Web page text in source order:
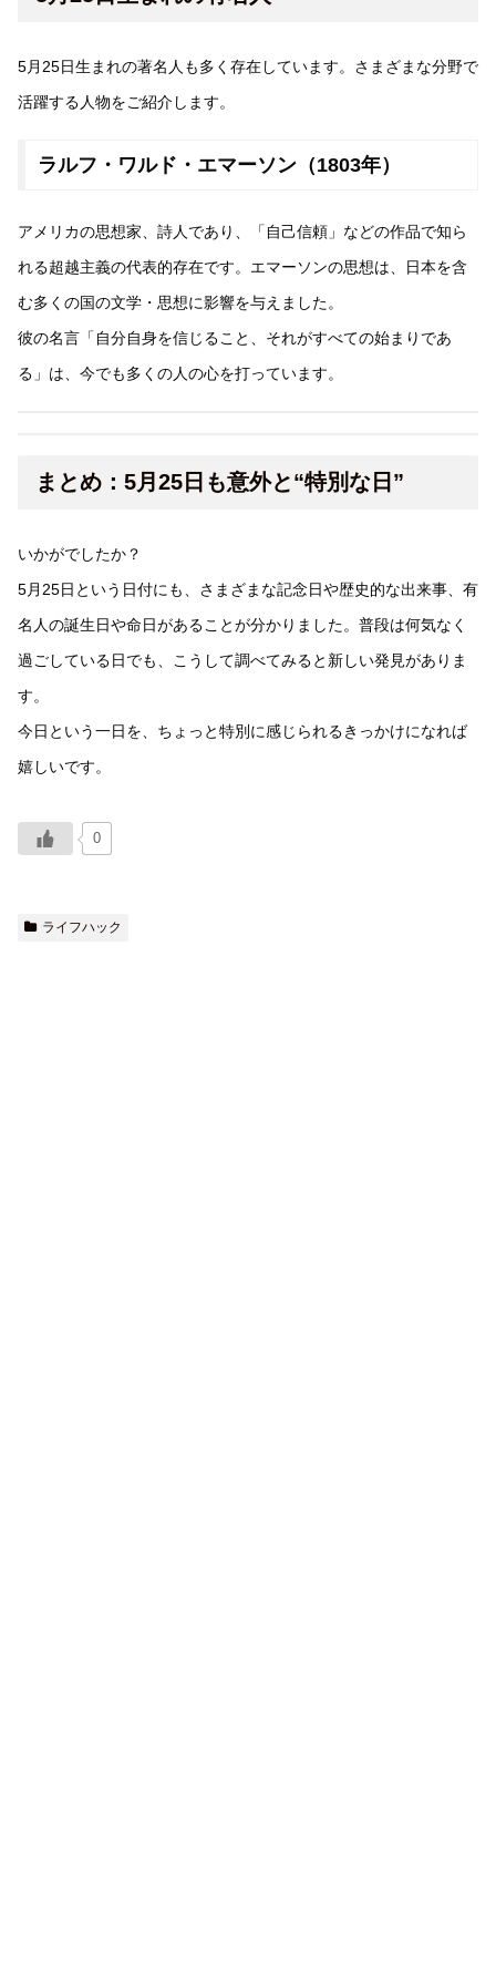
5月25日生まれの著名人も多く存在しています。さまざまな分野で
活躍する人物をご紹介します。
ラルフ・ワルド・エマーソン（1803年）
アメリカの思想家、詩人であり、「自己信頼」などの作品で知ら
れる超越主義の代表的存在です。エマーソンの思想は、日本を含
む多くの国の文学・思想に影響を与えました。
彼の名言「自分自身を信じること、それがすべての始まりであ
る」は、今でも多くの人の心を打っています。
まとめ：5月25日も意外と“特別な日”
いかがでしたか？
5月25日という日付にも、さまざまな記念日や歴史的な出来事、有
名人の誕生日や命日があることが分かりました。普段は何気なく
過ごしている日でも、こうして調べてみると新しい発見がありま
す。
今日という一日を、ちょっと特別に感じられるきっかけになれば
嬉しいです。
0
ライフハック